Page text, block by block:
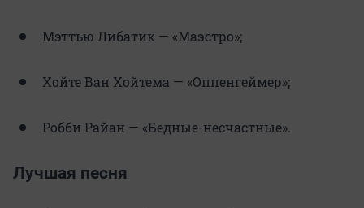
Мэттью Либатик — «Маэстро»;
Хойте Ван Хойтема — «Оппенгеймер»;
Робби Райан — «Бедные-несчастные».
Лучшая песня